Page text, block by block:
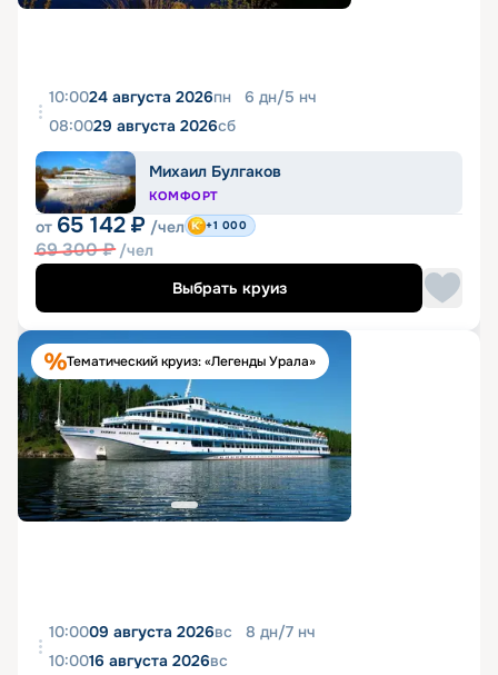
10:0024 августа 2026пн 6 дн/5 нч
08:0029 августа 2026сб
Михаил Булгаков
КОМФОРТ
от 65 142 ₽ /чел
69 300₽ /чел
+1 000
Выбрать круиз
Тематический круиз: «Легенды Урала»
10:0009 августа 2026вс 8 дн/7 нч
10:0016 августа 2026вс